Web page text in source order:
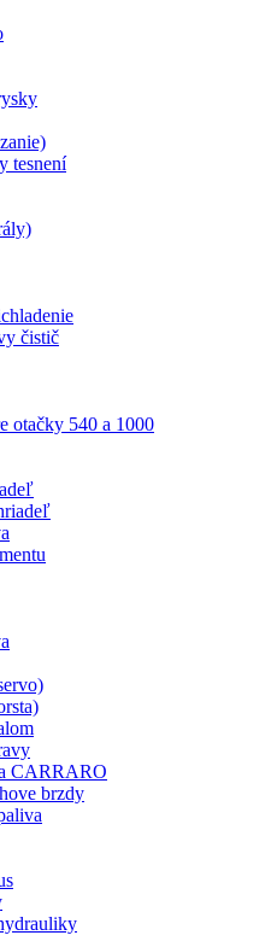
tesnení
čistič
otačky 540 a 1000
CARRARO
brzdy